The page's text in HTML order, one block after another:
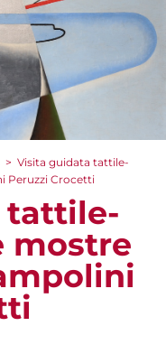
> Visita guidata tattile-
Peruzzi Crocetti
tattile-
mostre